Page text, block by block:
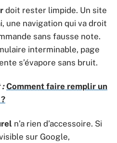
doit rester limpide. Un site
une navigation qui va droit
sans fausse note.
interminable, page
s’évapore sans bruit.
: Comment faire remplir un
n’a rien d’accessoire. Si
sur Google,